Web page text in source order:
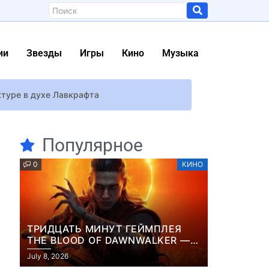
Звезды Игры Кино Музыка
в духе Лавкрафта
крепким спустя 30 лет (эксклюзив)
Популярное
0 КИНО
ТРИДЦАТЬ МИНУТ ГЕЙМПЛЕЯ
THE BLOOD OF DAWNWALKER —
ЖУРНАЛИСТЫ ПОКАЗАЛИ
НАЧАЛО НОВОЙ ИГРЫ ОТ
July 8, 2026